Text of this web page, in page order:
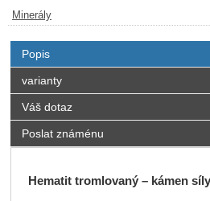
Minerály
Popis
varianty
Váš dotaz
Poslat známénu
Hematit tromlovaný – kámen